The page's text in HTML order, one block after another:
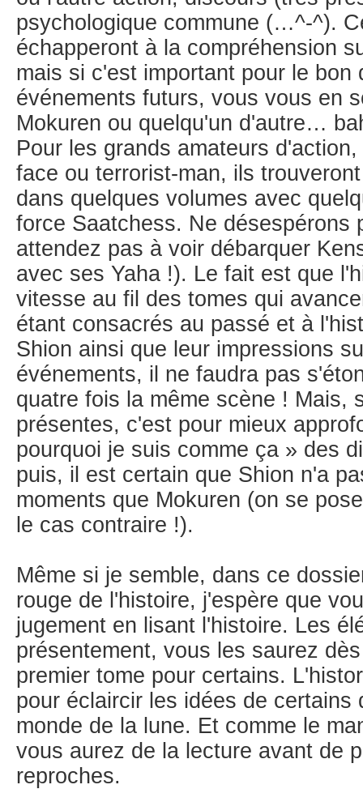
psychologique commune (…^-^).
échapperont à la compréhension
mais si c'est important pour le bon
événements futurs, vous vous en
Mokuren ou quelqu'un d'autre…
Pour les grands amateurs
face ou terrorist-man, ils
dans quelques volumes avec
force Saatchess. Ne désespérons
attendez pas à voir débarquer
avec ses Yaha !). Le fait est que
vitesse au fil des tomes qui
étant consacrés au passé et à
Shion ainsi que leur impressions
événements, il ne faudra pas
quatre fois la même scène ! Mais,
présentes, c'est pour mieux
pourquoi je suis comme ça » des
puis, il est certain que Shion n'a
moments que Mokuren (on se
le cas contraire !).
Même si je semble, dans ce
rouge de l'histoire, j'espère que
jugement en lisant l'histoire. Les
présentement, vous les saurez
premier tome pour certains.
pour éclaircir les idées de certains
monde de la lune. Et comme le
vous aurez de la lecture avant de
reproches.